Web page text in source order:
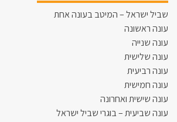
שביל ישראל – המיטב בעונה אחת
עונה ראשונה
עונה שנייה
עונה שלישית
עונה רביעית
עונה חמישית
עונה שישית ואחרונה
עונה שביעית – בוגרי שביל ישראל